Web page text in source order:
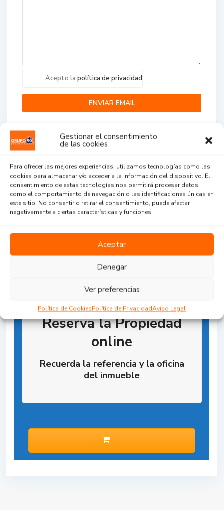
Gestionar el consentimiento
de las cookies
Para ofrecer las mejores experiencias, utilizamos tecnologías como las
cookies para almacenar y/o acceder a la información del dispositivo. El
consentimiento de estas tecnologías nos permitirá procesar datos
como el comportamiento de navegación o las identificaciones únicas en
este sitio. No consentir o retirar el consentimiento, puede afectar
negativamente a ciertas características y funciones.
Aceptar
Denegar
Ver preferencias
Política de CookiesPolítica de PrivacidadAviso Legal
Acepto la política de privacidad
Agent Reviews
...
Reserva la Propiedad
online
Recuerda la referencia y la oficina
del inmueble
--